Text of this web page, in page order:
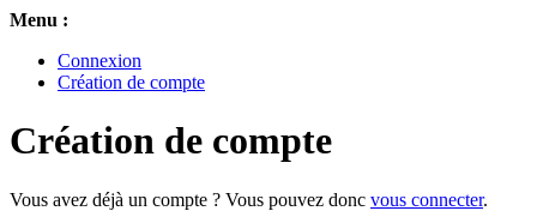
Menu :
Connexion
Création de compte
Création de compte
Vous avez déjà un compte ? Vous pouvez donc vous connecter.